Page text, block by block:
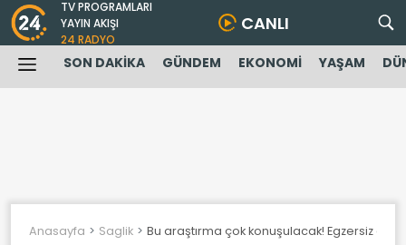
TV PROGRAMLARI
YAYIN AKIŞI
24 RADYO
CANLI
SON DAKİKA GÜNDEM EKONOMİ YAŞAM
Anasayfa Saglik Bu araştırma çok konuşulacak! Egzersiz